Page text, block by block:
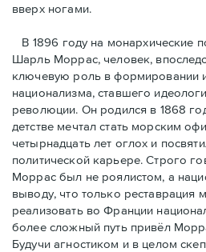
вверх ногами.
В 1896 году на монархические
Шарль Моррас, человек,
ключевую роль в формировании
национализма, ставшего
революции. Он родился в 1868
детстве мечтал стать морским
четырнадцать лет оглох и
политической карьере. Строго
Моррас был не роялистом, а
выводу, что только реставрация
реализовать во Франции
более сложный путь привёл
Будучи агностиком и в целом